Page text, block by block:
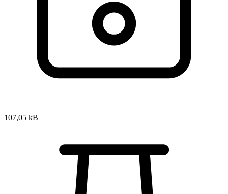
107,05 kB